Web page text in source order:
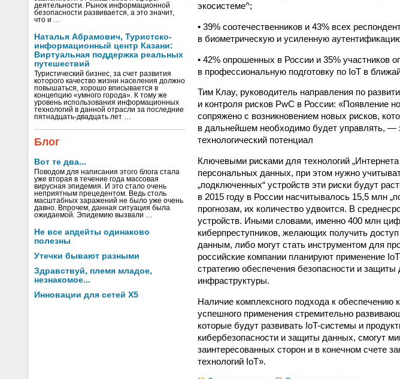
деятельности. Рынок информационной
безопасности развивается, а это значит,
что и …
Наталья Абрамович, Туристско-
информационный центр Казани:
Виртуальная поддержка реальных
путешествий
Туристический бизнес, за счет развития
которого качество жизни населения должно
повышаться, хорошо вписывается в
концепцию «умного города». К тому же
уровень использования информационных
технологий в данной отрасли за последние
пятнадцать-двадцать лет …
Блог
Вот те два...
Поводом для написания этого блога стала
уже вторая в течение года массовая
вирусная эпидемия. И это стало очень
неприятным прецедентом. Ведь столь
масштабных заражений не было уже очень
давно. Впрочем, данная ситуация была
ожидаемой. Эпидемию вызвали …
Не все апдейты одинаково
полезны
Утечки бывают разными
Здравствуй, племя младое,
незнакомое...
Инновации для сетей X5
экосистеме^;
• 39% соотечественников и 43% всех
в биометрическую и усиленную
• 42% опрошенных в России и 35% участников
в профессиональную подготовку по IoT в
Тим Клау, руководитель направления по
и контроля рисков PwC в России: «Появление
сопряжено с возникновением новых рисков,
в дальнейшем необходимо будет управлять, —
технологический потенциал
Ключевыми рисками для технологий
персональных данных, при этом нужно
„подключенных“ устройств эти риски будут
в 2015 году в России насчитывалось 15,5 млн
прогнозам, их количество удвоится. В
устройств. Иными словами, именно 400 млн
киберпреступников, желающих получить
данным, либо могут стать инструментом для
российские компании планируют применение
стратегию обеспечения безопасности и
инфраструктуры.
Наличие комплексного подхода к обеспечению
успешного применения стремительно
которые будут развивать IoT-системы и
кибербезопасности и защиты данных, смогут
заинтересованных сторон и в конечном счете
технологий IoT».